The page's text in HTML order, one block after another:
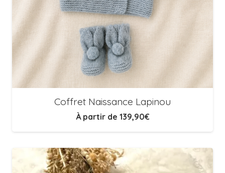
Coffret Naissance Lapinou
À partir de 139,90€